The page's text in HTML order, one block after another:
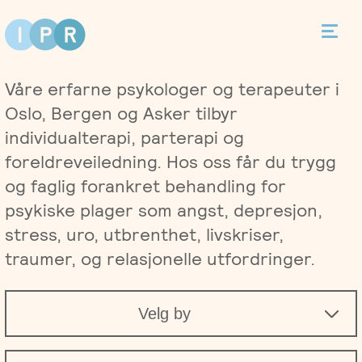
Kontakt
Terapi
Individualterapi
Priser
Asker
Bergen
Behandlere
Kurs
Våre erfarne psykologer og terapeuter i
Oslo, Bergen og Asker tilbyr
individualterapi, parterapi og
foreldreveiledning. Hos oss får du trygg
og faglig forankret behandling for
psykiske plager som angst, depresjon,
stress, uro, utbrenthet, livskriser,
traumer, og relasjonelle utfordringer.
Velg by